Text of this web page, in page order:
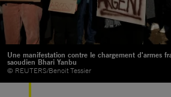
Une manifestation contre le chargement d'armes
saoudien Bhari Yanbu
© REUTERS/Benoit Tessier